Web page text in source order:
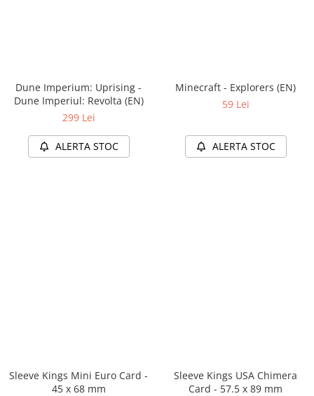
Dune Imperium: Uprising -
Dune Imperiul: Revolta (EN)
299 Lei
ALERTA STOC
Minecraft - Explorers (EN)
59 Lei
ALERTA STOC
Sleeve Kings Mini Euro Card -
45 x 68 mm
Sleeve Kings USA Chimera
Card - 57.5 x 89 mm